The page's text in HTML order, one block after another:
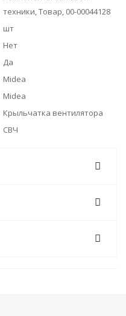
техники, Товар, 00-00044128
шт
Нет
Да
Midea
Midea
Крыльчатка вентилятора
СВЧ